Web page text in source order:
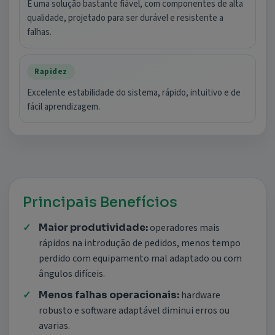
Principais Benefícios
Maior produtividade: operadores mais
rápidos na introdução de pedidos, menos tempo
perdido com equipamento mal adaptado ou com
ângulos difíceis.
Menos falhas operacionais: hardware
robusto e software adaptável diminui erros ou
avarias.
É uma solução bastante fiável, com componentes de alta
qualidade, projetado para ser durável e resistente a
falhas.
Rapidez
Excelente estabilidade do sistema, rápido, intuitivo e de
fácil aprendizagem.